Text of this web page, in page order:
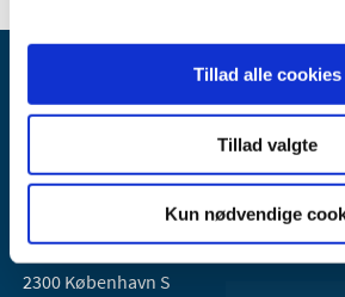
Tillad alle cookies
Tillad valgte
Kun nødvendige
Lægemiddelstyrelsen
Axel Heides Gade 1
2300 København S